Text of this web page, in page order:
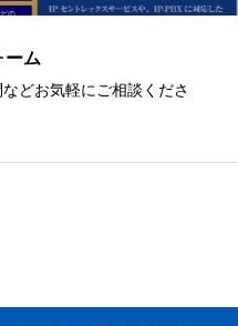
ーム
どお気軽にご相談くださ